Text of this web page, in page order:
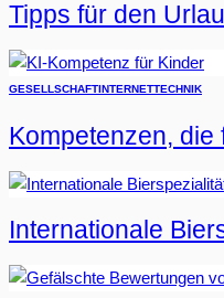
Tipps für den
GESELLSCHAFTINTERNETTECHNIK
Kompetenzen, die
Internationale